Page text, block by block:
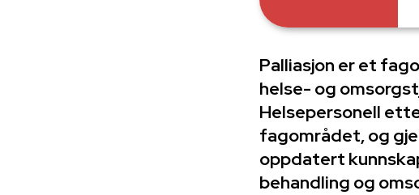
Palliasjon er et
helse- og
Helsepersonell
fagområdet, og
oppdatert
behandling og